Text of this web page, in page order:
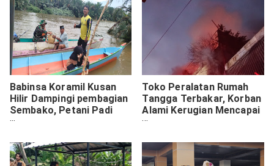
Babinsa Koramil Kusan
Hilir Dampingi pembagian
Sembako, Petani Padi
Dan Kolam Ikan Yang
Toko Peralatan Rumah
Tangga Terbakar, Korban
Alami Kerugian Mencapai
Ratusan Juta Rupiah